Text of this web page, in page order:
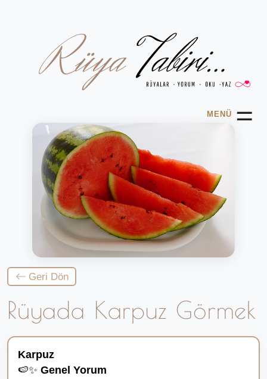
MENÜ ☰
Geri Dön
Rüyada Karpuz Görmek
Karpuz
🍉✨ Genel Yorum